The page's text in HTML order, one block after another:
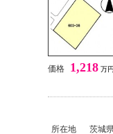
価格 1,218 万円
所在地 茨城